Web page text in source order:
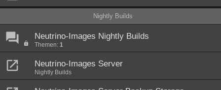
Nightly Builds
Neutrino-Images Nightly Builds
Themen: 1
Neutrino-Images Server
Nightly Builds